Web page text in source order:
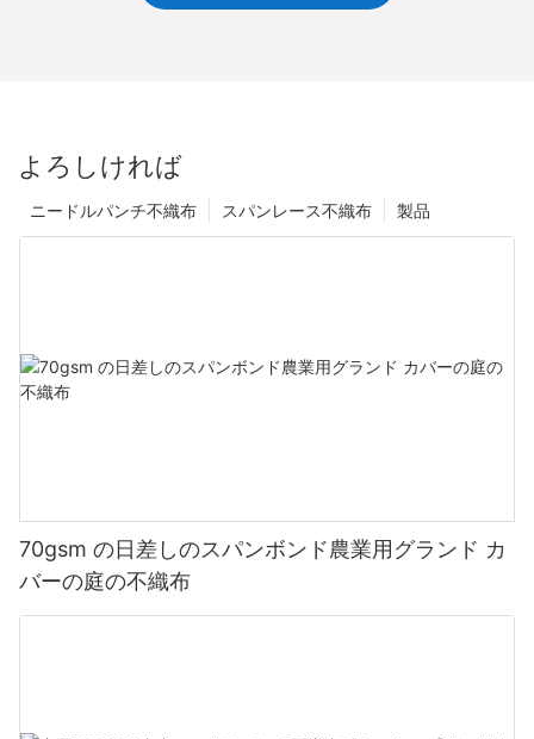
よろしければ
製品
スパンレース不織布
ニードルパンチ不織布
70gsm の日差しのスパンボンド農業用グランド カ
バーの庭の不織布